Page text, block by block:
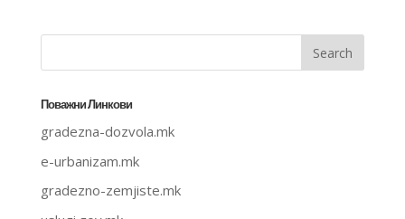
Поважни Линкови
gradezna-dozvola.mk
e-urbanizam.mk
gradezno-zemjiste.mk